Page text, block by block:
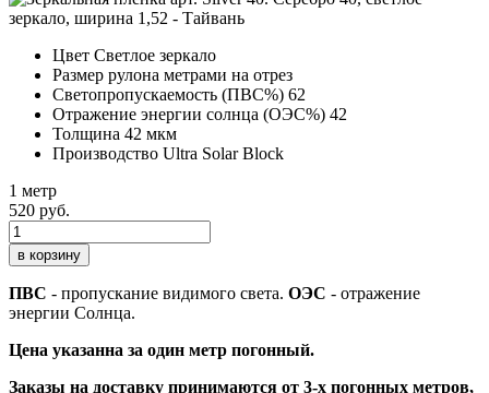
Цвет Светлое зеркало
Размер рулона метрами на отрез
Светопропускаемость (ПВС%) 62
Отражение энергии солнца (ОЭС%) 42
Толщина 42 мкм
Производство Ultra Solar Block
1 метр
520 руб.
в корзину
ПВС - пропускание видимого света. ОЭС - отражение
энергии Солнца.
Цена указанна за один метр погонный.
Заказы на доставку принимаются от 3-х погонных метров,